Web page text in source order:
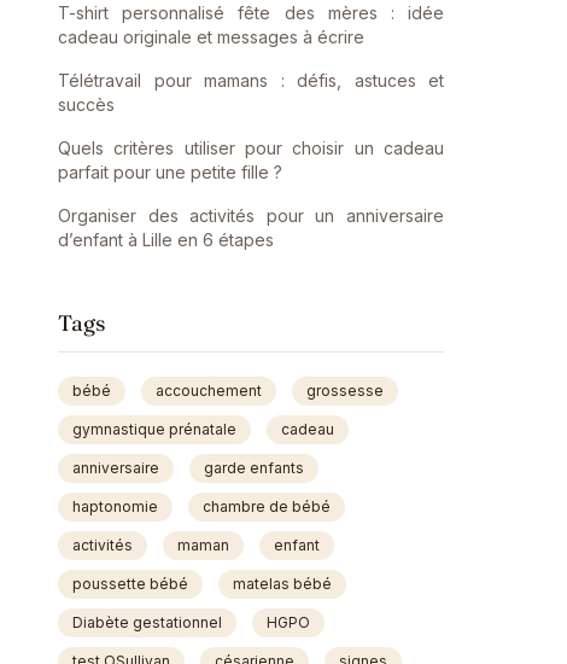
T-shirt personnalisé fête des mères : idée
cadeau originale et messages à écrire
Télétravail pour mamans : défis, astuces et
succès
Quels critères utiliser pour choisir un cadeau
parfait pour une petite fille ?
Organiser des activités pour un anniversaire
d’enfant à Lille en 6 étapes
Tags
bébé accouchement grossesse
gymnastique prénatale cadeau
anniversaire garde enfants
haptonomie chambre de bébé
activités maman enfant
poussette bébé matelas bébé
Diabète gestationnel HGPO